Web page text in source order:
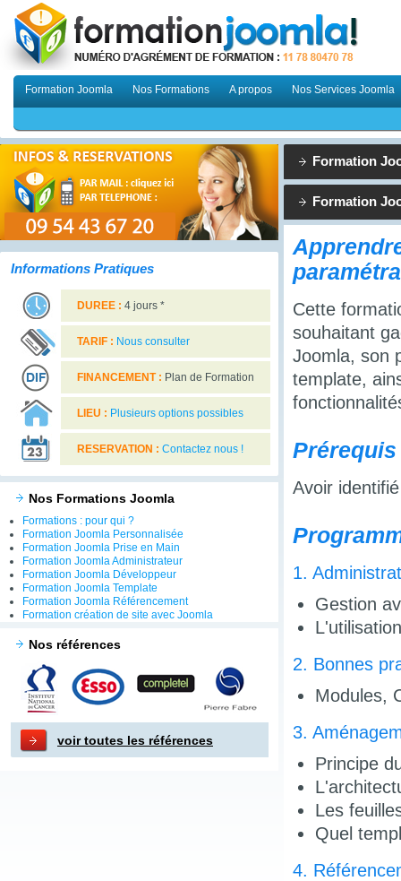
Formation Joomla Nos Formations A propos Nos Services Joomla
Informations Pratiques
DUREE : 4 jours *
TARIF : Nous consulter
FINANCEMENT : Plan de Formation
LIEU : Plusieurs options possibles
RESERVATION : Contactez nous !
Nos Formations Joomla
Formations : pour qui ?
Formation Joomla Personnalisée
Formation Joomla Prise en Main
Formation Joomla Administrateur
Formation Joomla Développeur
Formation Joomla Template
Formation Joomla Référencement
Formation création de site avec Joomla
Nos références
voir toutes les références
Formation
Formation
Cette
souhaitant
Joomla, son
template,
Prérequis
Avoir
1.
Gestion
2. Bonnes
Modules,
3.
Principe
Les
Quel
4.